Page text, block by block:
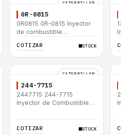
CATERPILLAR
0R-0815
0R0815 0R-0815 Inyector
de combustible
775D D9R D10R 657E 631E
COTIZAR STOCK
CATERPILLAR
244-7715
2447715 244-7715
Inyector de Combustible
COTIZAR
STOCK